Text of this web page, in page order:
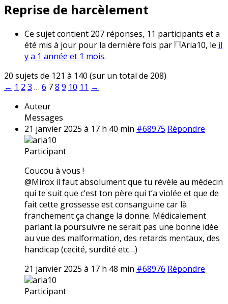
Reprise de harcèlement
Ce sujet contient 207 réponses, 11 participants et a
été mis à jour pour la dernière fois par
Aria10, le il
y a 1 année et 1 mois.
20 sujets de 121 à 140 (sur un total de 208)
← 1 2 3 … 6 78 9 10 11 →
Auteur
Messages
21 janvier 2025 à 17 h 40 min #68975 Répondre
aria10
Participant
Coucou à vous !
@Mirox il faut absolument que tu révèle au médecin
qui te suit que c’est ton père qui t’a violée et que de
fait cette grossesse est consanguine car là
franchement ça change la donne. Médicalement
parlant la poursuivre ne serait pas une bonne idée
au vue des malformation, des retards mentaux, des
handicap (cecité, surdité etc…)
21 janvier 2025 à 17 h 48 min #68976 Répondre
aria10
Participant